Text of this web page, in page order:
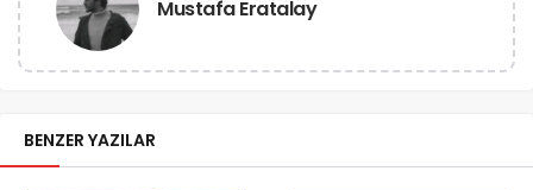
Mustafa Eratalay
BENZER YAZILAR